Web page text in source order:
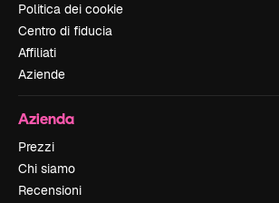
Politica dei cookie
Centro di fiducia
Affiliati
Aziende
Azienda
Prezzi
Chi siamo
Recensioni